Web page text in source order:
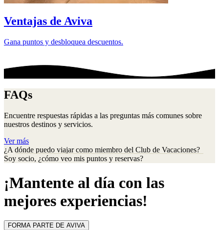
Ventajas de Aviva
Gana puntos y desbloquea descuentos.
FAQs
Encuentre respuestas rápidas a las preguntas más comunes sobre
nuestros destinos y servicios.
Ver más
¿A dónde puedo viajar como miembro del Club de Vacaciones?
Soy socio, ¿cómo veo mis puntos y reservas?
¡Mantente al día con las
mejores experiencias!
FORMA PARTE DE AVIVA